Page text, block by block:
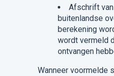
Afschrift
buitenlandse
berekening
wordt vermeld
ontvangen
Wanneer voormelde